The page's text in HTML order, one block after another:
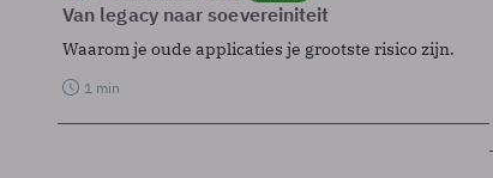
Van legacy naar soevereiniteit
Waarom je oude applicaties je grootste risico zijn.
1 min